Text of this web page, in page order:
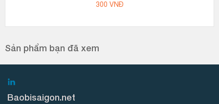
300 VNĐ
Sản phẩm bạn đã xem
Baobisaigon.net